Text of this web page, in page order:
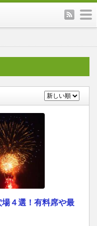
rss
４選！有料席や最